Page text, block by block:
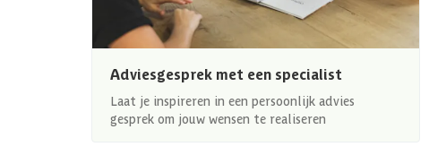
Adviesgesprek met een specialist
Laat je inspireren in een persoonlijk advies
gesprek om jouw wensen te realiseren